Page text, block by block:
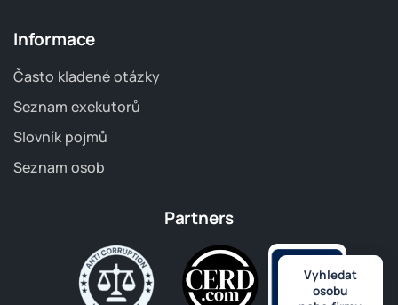
Informace
Často kladené otázky
Seznam exekutorů
Slovník pojmů
Seznam osob
Partners
Vyhledat
osobu